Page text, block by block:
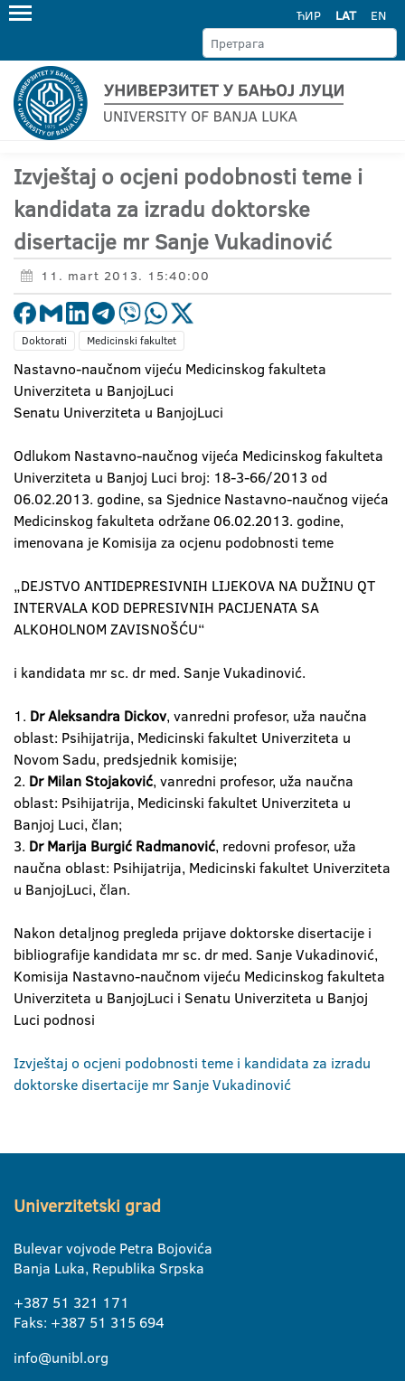
ЋИР LAT EN
Izvještaj o ocjeni podobnosti teme i
kandidata za izradu doktorske
disertacije mr Sanje Vukadinović
11. mart 2013. 15:40:00
Doktorati Medicinski fakultet
Nastavno-naučnom vijeću Medicinskog fakulteta
Univerziteta u BanjojLuci
Senatu Univerziteta u BanjojLuci
Odlukom Nastavno-naučnog vijeća Medicinskog fakulteta
Univerziteta u Banjoj Luci broj: 18-3-66/2013 od
06.02.2013. godine, sa Sjednice Nastavno-naučnog vijeća
Medicinskog fakulteta održane 06.02.2013. godine,
imenovana je Komisija za ocjenu podobnosti teme
„DEJSTVO ANTIDEPRESIVNIH LIJEKOVA NA DUŽINU QT
INTERVALA KOD DEPRESIVNIH PACIJENATA SA
ALKOHOLNOM ZAVISNOŠĆU“
i kandidata mr sc. dr med. Sanje Vukadinović.
1. Dr Aleksandra Dickov, vanredni profesor, uža naučna
oblast: Psihijatrija, Medicinski fakultet Univerziteta u
Novom Sadu, predsjednik komisije;
2. Dr Milan Stojaković, vanredni profesor, uža naučna
oblast: Psihijatrija, Medicinski fakultet Univerziteta u
Banjoj Luci, član;
3. Dr Marija Burgić Radmanović, redovni profesor, uža
naučna oblast: Psihijatrija, Medicinski fakultet Univerziteta
u BanjojLuci, član.
Nakon detaljnog pregleda prijave doktorske disertacije i
bibliografije kandidata mr sc. dr med. Sanje Vukadinović,
Komisija Nastavno-naučnom vijeću Medicinskog fakulteta
Univerziteta u BanjojLuci i Senatu Univerziteta u Banjoj
Luci podnosi
Izvještaj o ocjeni podobnosti teme i kandidata za izradu
doktorske disertacije mr Sanje Vukadinović
Univerzitetski grad
Bulevar vojvode Petra Bojovića
Banja Luka, Republika Srpska
+387 51 321 171
Faks: +387 51 315 694
info@unibl.org